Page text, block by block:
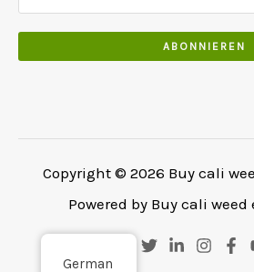
ABONNIEREN
Copyright © 2026 Buy cali
Powered by Buy cali weed
German